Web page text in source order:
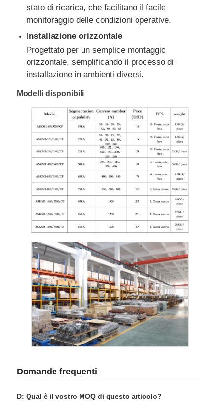
gruppo elettrogeno del cng
Accessori per generatori
Veicolo di illuminazione mobile
stato di ricarica, che facilitano il facile
monitoraggio delle condizioni operative.
Installazione orizzontale
Progettato per un semplice montaggio
orizzontale, semplificando il processo di
installazione in ambienti diversi.
Modelli disponibili
Domande frequenti
D: Qual è il vostro MOQ di questo articolo?